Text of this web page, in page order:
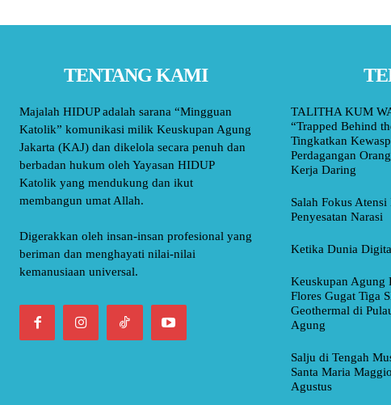
TENTANG KAMI
Majalah HIDUP adalah sarana “Mingguan
Katolik” komunikasi milik Keuskupan Agung
Jakarta (KAJ) dan dikelola secara penuh dan
berbadan hukum oleh Yayasan HIDUP
Katolik yang mendukung dan ikut
membangun umat Allah.
Digerakkan oleh insan-insan profesional yang
beriman dan menghayati nilai-nilai
kemanusiaan universal.
TALITHA KUM
“Trapped Behind
Tingkatkan
Perdagangan
Kerja Daring
Salah Fokus
Penyesatan Narasi
Ketika Dunia
Keuskupan Agung
Flores Gugat Tiga
Geothermal di
Agung
Salju di Tengah
Santa Maria
Agustus